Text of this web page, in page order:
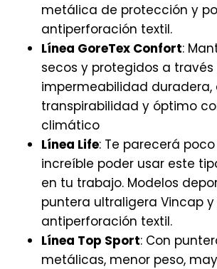
metálica de protección y
antiperforación textil.
Línea GoreTex Confort:
secos y protegidos a través
impermeabilidad duradera,
transpirabilidad y óptimo
climático
Línea Life: Te parecerá
increíble poder usar este
en tu trabajo. Modelos
puntera ultraligera Vincap
antiperforación textil.
Línea Top Sport: Con
metálicas, menor peso,